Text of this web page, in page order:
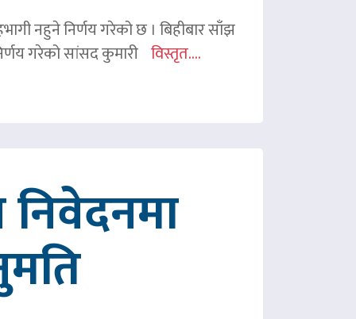
नहुने निर्णय गरेको छ । बिहीबार साँझ
गरेको सांसद कुमारी विस्तृत....